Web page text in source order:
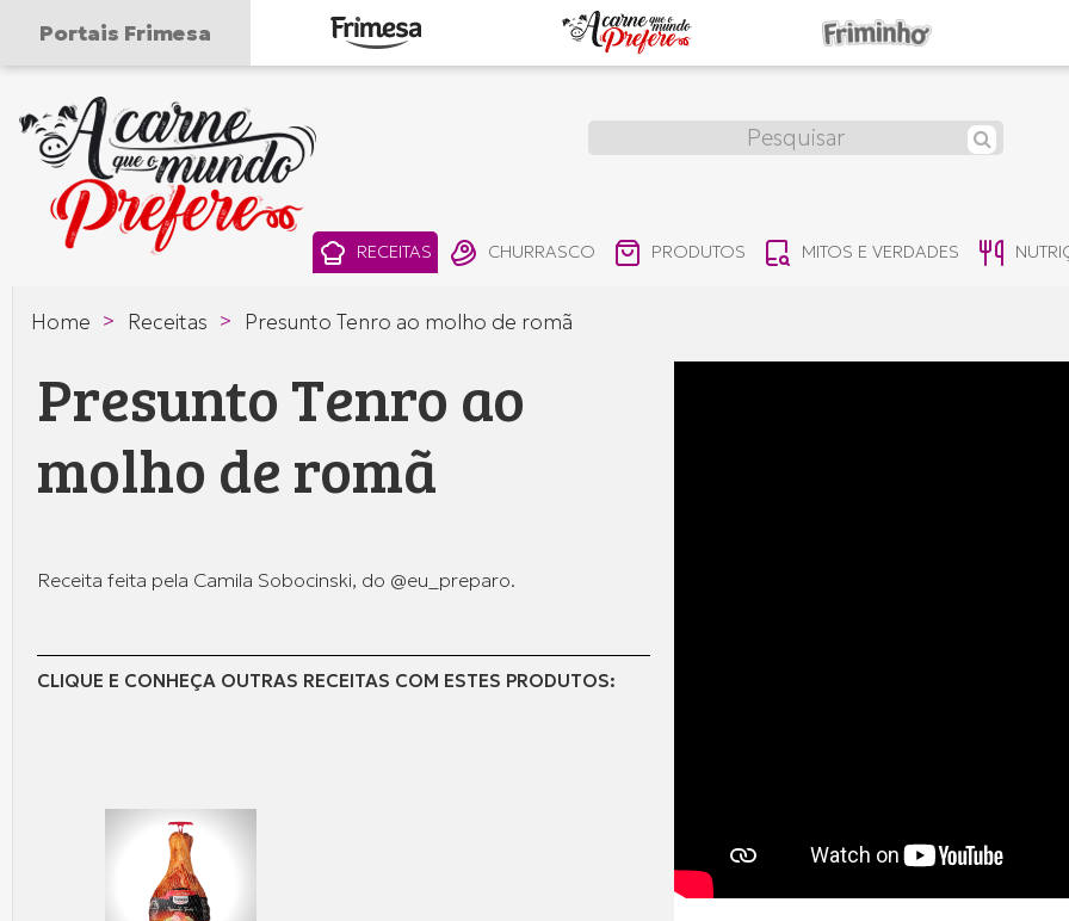
Portais Frimesa
A
carne
que
mundo
prefere
Frimesa
RECEITAS CHURRASCO PRODUTOS MITOS E VERDADES
Home > Receitas > Presunto Tenro ao molho de romã
Presunto Tenro ao
molho de romã
Receita feita pela Camila Sobocinski, do @eu_preparo.
CLIQUE E CONHEÇA OUTRAS RECEITAS COM ESTES PRODUTOS: